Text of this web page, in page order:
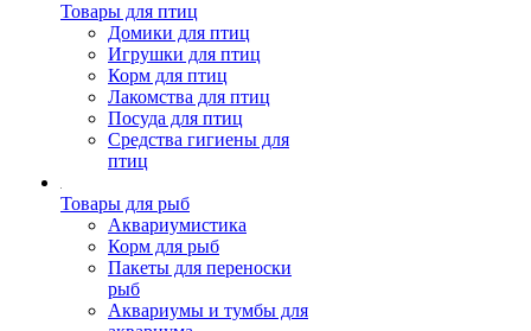
Товары для птиц
Домики для птиц
Игрушки для птиц
Корм для птиц
Лакомства для птиц
Посуда для птиц
Средства гигиены для
птиц
Товары для рыб
Аквариумистика
Корм для рыб
Пакеты для переноски
рыб
Аквариумы и тумбы для